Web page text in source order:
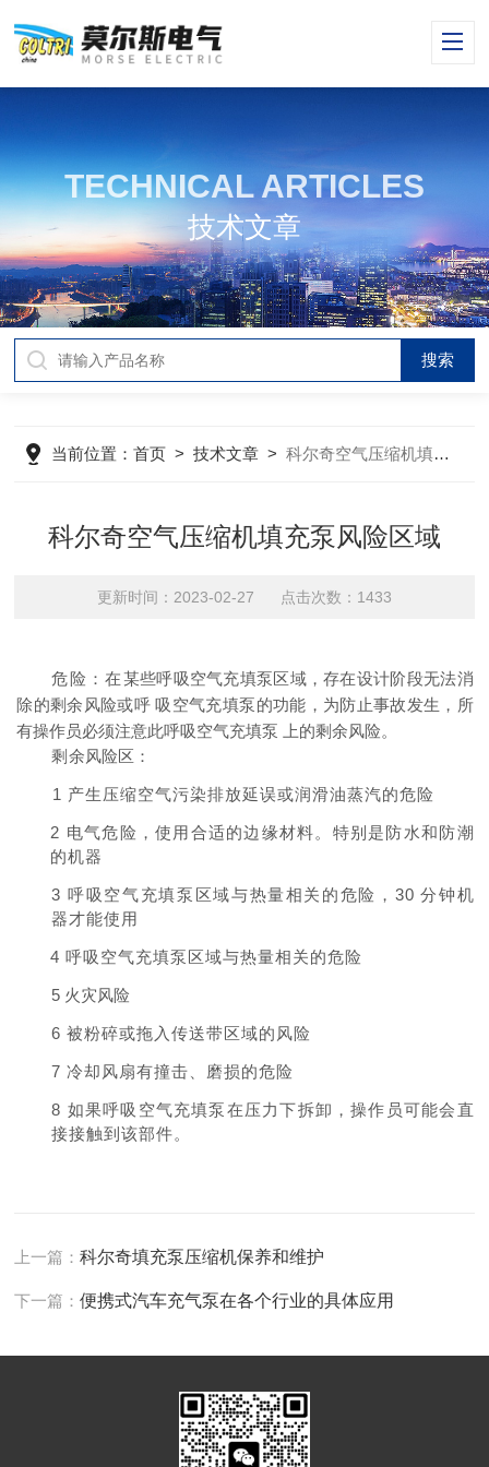
TECHNICAL ARTICLES
技术文章
当前位置：首页 >技术文章 >科尔奇空气压缩机填充泵风险区域
科尔奇空气压缩机填充泵风险区域
更新时间：2023-02-27 点击次数：1433
危险：在某些呼吸空气充填泵区域，存在设计阶段无法消
除的剩余风险或呼 吸空气充填泵的功能，为防止事故发生，所
有操作员必须注意此呼吸空气充填泵 上的剩余风险。
剩余风险区：
1 产生压缩空气污染排放延误或润滑油蒸汽的危险
2 电气危险，使用合适的边缘材料。特别是防水和防潮
的机器
3呼吸空气充填泵区域与热量相关的危险， 30分钟机
器才能使用
4 呼吸空气充填泵区域与热量相关的危险
5 火灾风险
6 被粉碎或拖入传送带区域的风险
7 冷却风扇有撞击、磨损的危险
8 如果呼吸空气充填泵在压力下拆卸，操作员可能会直
接接触到该部件。
上一篇：科尔奇填充泵压缩机保养和维护
下一篇：便携式汽车充气泵在各个行业的具体应用